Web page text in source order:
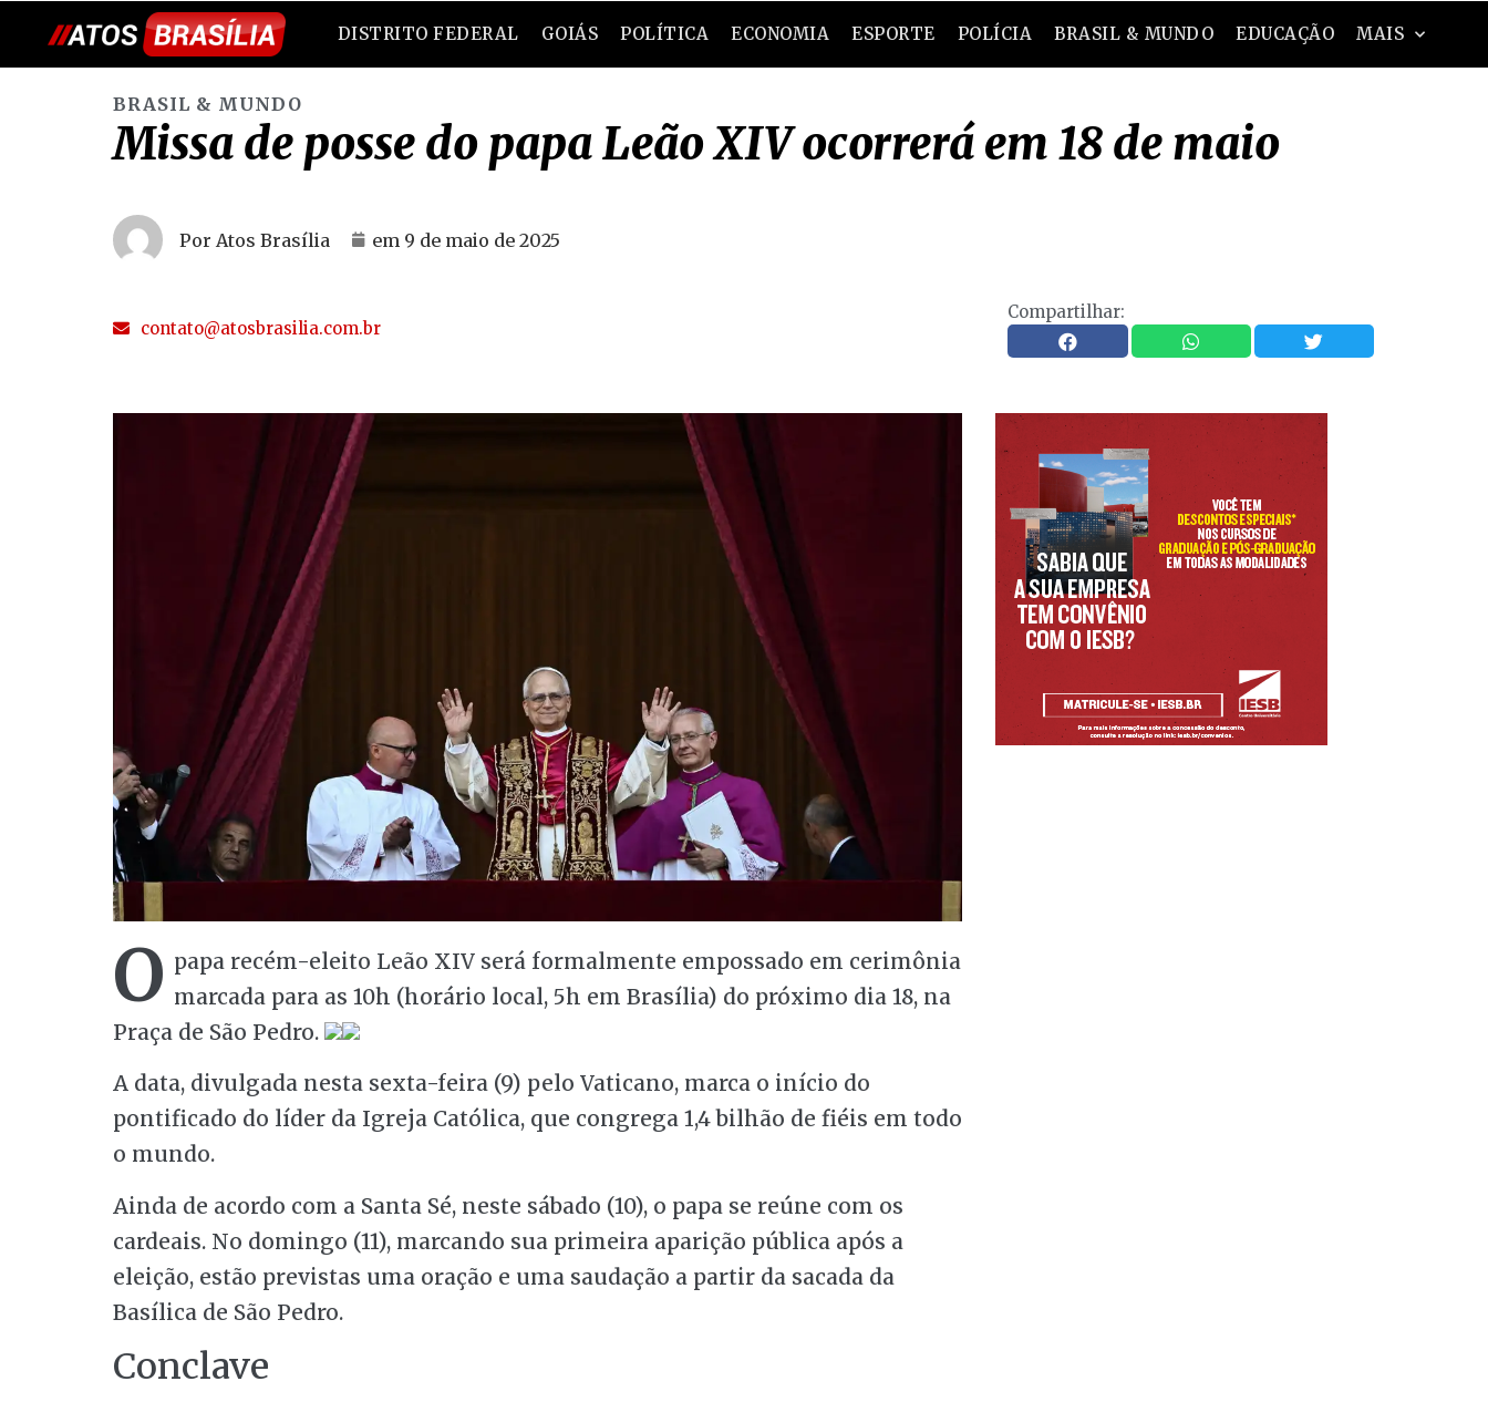
DISTRITO FEDERAL GOIÁS POLÍTICA ECONOMIA ESPORTE POLÍCIA BRASIL & MUNDO EDUCAÇÃO MAIS
BRASIL & MUNDO
Missa de posse do papa Leão XIV ocorrerá em 18 de maio
Por Atos Brasília em 9 de maio de 2025
contato@atosbrasilia.com.br
Compartilhar:
O papa recém-eleito Leão XIV será formalmente empossado em cerimônia
marcada para as 10h (horário local, 5h em Brasília) do próximo dia 18, na
Praça de São Pedro.
A data, divulgada nesta sexta-feira (9) pelo Vaticano, marca o início do
pontificado do líder da Igreja Católica, que congrega 1,4 bilhão de fiéis em todo
o mundo.
Ainda de acordo com a Santa Sé, neste sábado (10), o papa se reúne com os
cardeais. No domingo (11), marcando sua primeira aparição pública após a
eleição, estão previstas uma oração e uma saudação a partir da sacada da
Basílica de São Pedro.
Conclave